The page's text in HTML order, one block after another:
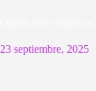
23 septiembre, 2025